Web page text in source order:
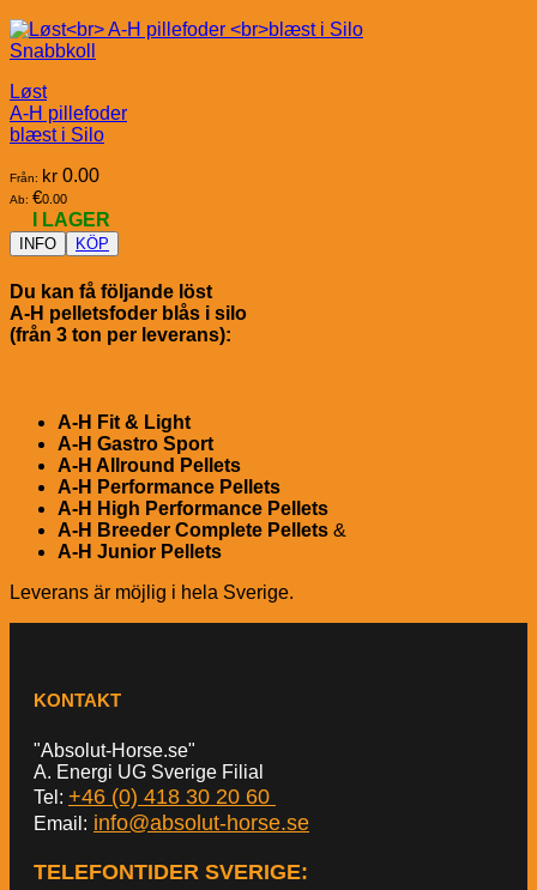
Snabbkoll
Løst
A-H pillefoder
blæst i Silo
Från: kr 0.00
Ab: €0.00
I LAGER
INFO KÖP
Du kan få följande löst
A-H pelletsfoder blås i silo
(från 3 ton per leverans):
A-H Fit & Light
A-H Gastro Sport
A-H Allround Pellets
A-H Performance Pellets
A-H High Performance Pellets
A-H Breeder Complete Pellets &
A-H Junior Pellets
Leverans är möjlig i hela Sverige.
KONTAKT
"Absolut-Horse.se"
A. Energi UG Sverige Filial
Tel: +46 (0) 418 30 20 60
Email: info@absolut-horse.se
TELEFONTIDER SVERIGE: